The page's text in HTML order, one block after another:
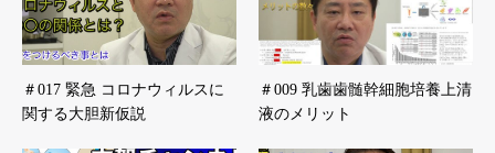
＃017 緊急 コロナウィルスに
関する大胆新仮説
＃009 乳歯歯髄幹細胞培養上清
液のメリット